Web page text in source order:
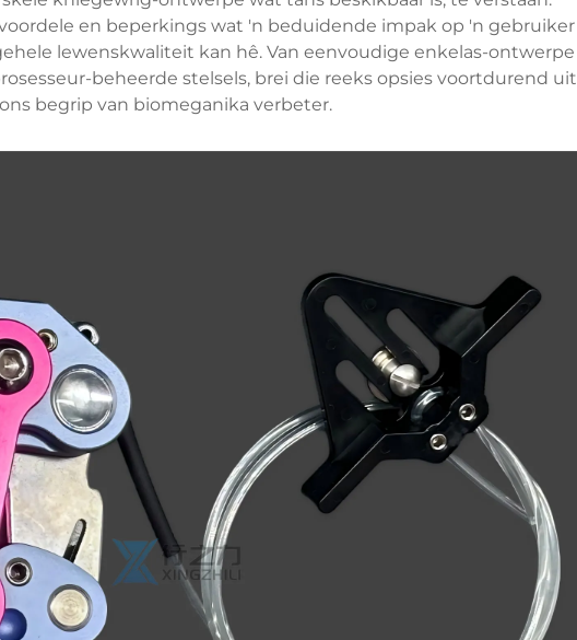
en beperkings wat 'n beduidende impak op 'n gebruiker
lewenskwaliteit kan hê. Van eenvoudige enkelas-ontwerpe
beheerde stelsels, brei die reeks opsies voortdurend uit
begrip van biomeganika verbeter.